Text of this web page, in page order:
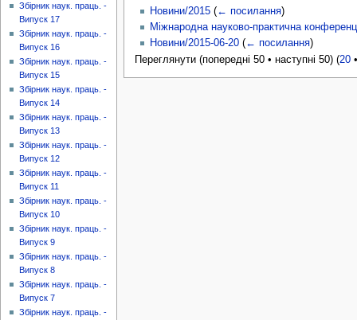
Новини/2015 (← посилання)
Міжнародна науково-практична
Новини/2015-06-20 (← посилання)
Переглянути (попередні 50 • наступні 50) (20
Збірник наук. праць. -
Випуск 17
Збірник наук. праць. -
Випуск 16
Збірник наук. праць. -
Випуск 15
Збірник наук. праць. -
Випуск 14
Збірник наук. праць. -
Випуск 13
Збірник наук. праць. -
Випуск 12
Збірник наук. праць. -
Випуск 11
Збірник наук. праць. -
Випуск 10
Збірник наук. праць. -
Випуск 9
Збірник наук. праць. -
Випуск 8
Збірник наук. праць. -
Випуск 7
Збірник наук. праць. -